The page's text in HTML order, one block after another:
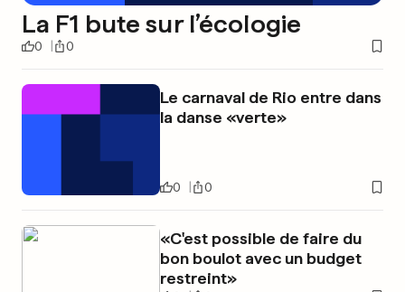
La F1 bute sur l’écologie
0 0
Le carnaval de Rio entre dans
la danse «verte»
0 0
«C'est possible de faire du
bon boulot avec un budget
restreint»